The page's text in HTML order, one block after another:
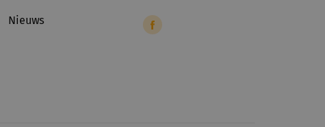
Nieuws